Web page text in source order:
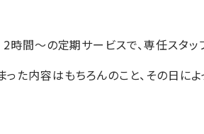
時間～の定期サービスで、専任スタ
った内容はもちろんのこと、その日に